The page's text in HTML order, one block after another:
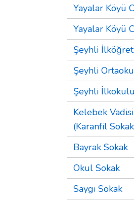
Yayalar Köyü
Yayalar Köyü
Şeyhli
Şeyhli
Şeyhli İlkokulu
Kelebek
(Karanfil
Bayrak Sokak
Okul Sokak
Saygı Sokak